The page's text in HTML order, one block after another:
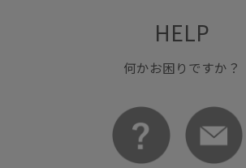
HELP
何かお困りですか？